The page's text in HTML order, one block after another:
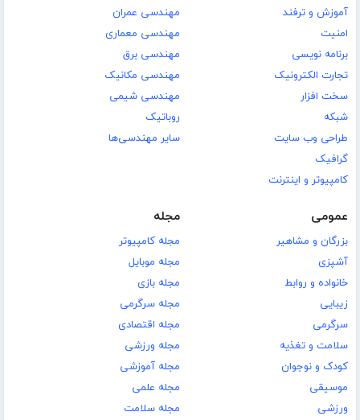
آموزش و ترفند
امنیت
برنامه نویسی
تجارت الکترونیک
سخت افزار
شبکه
طراحی وب سایت
گرافیک
کامپیوتر و اینترنت
مهندسی عمران
مهندسی معماری
مهندسی برق
مهندسی مکانیک
مهندسی شیمی
روباتیک
سایر مهندسی‌ها
عمومی
بزرگان و مشاهیر
آشپزی
خانواده و روابط
زیبایی
سرگرمی
سلامت و تغذیه
کودک و نوجوان
موسیقی
ورزشی
مجله
مجله کامپیوتر
مجله موبایل
مجله بازی
مجله سرگرمی
مجله اقتصادی
مجله ورزشی
مجله آموزشی
مجله علمی
مجله سلامت